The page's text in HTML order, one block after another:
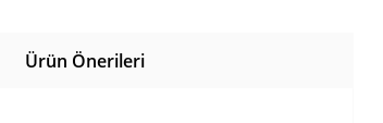
Ürün Önerileri